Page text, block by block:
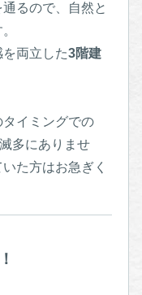
るので、自然と
両立した3階建
タイミングでの
多にありませ
た方はお急ぎく